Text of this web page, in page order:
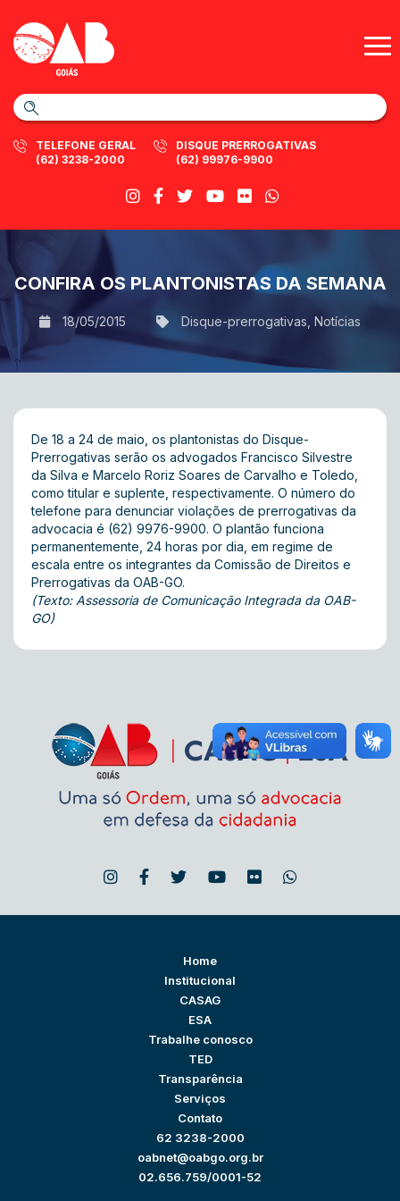
TELEFONE GERAL
(62) 3238-2000
DISQUE PRERROGATIVAS
(62) 99976-9900
CONFIRA OS PLANTONISTAS DA SEMANA
18/05/2015 Disque-prerrogativas Notícias
De 18 a 24 de maio, os plantonistas do Disque-
Prerrogativas serão os advogados Francisco Silvestre
da Silva e Marcelo Roriz Soares de Carvalho e Toledo,
como titular e suplente, respectivamente. O número do
telefone para denunciar violações de prerrogativas da
advocacia é (62) 9976-9900. O plantão funciona
permanentemente, 24 horas por dia, em regime de
escala entre os integrantes da Comissão de Direitos e
Prerrogativas da OAB-GO.
(Texto: Assessoria de Comunicação Integrada da OAB-
GO)
Home
Institucional
CASAG
ESA
Trabalhe conosco
TED
Transparência
Serviços
Contato
62 3238-2000
oabnet@oabgo.org.br
02.656.759/0001-52